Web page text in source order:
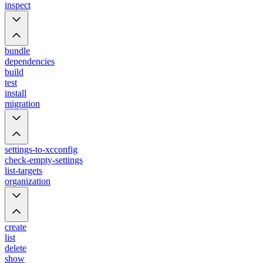
inspect
bundle
dependencies
build
test
install
migration
settings-to-xcconfig
check-empty-settings
list-targets
organization
create
list
delete
show